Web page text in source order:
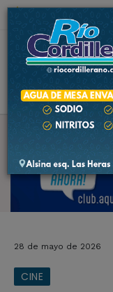
8.1 ºC
28 de mayo de 2026
CINE